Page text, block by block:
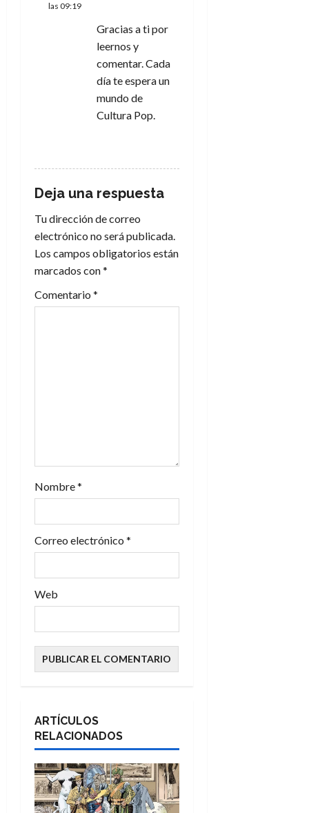
las 09:19
Gracias a ti por
leernos y
comentar. Cada
día te espera un
mundo de
Cultura Pop.
Deja una respuesta
Tu dirección de correo
electrónico no será publicada.
Los campos obligatorios están
marcados con*
Comentario *
Nombre*
Correo electrónico *
Web
ARTÍCULOS
RELACIONADOS